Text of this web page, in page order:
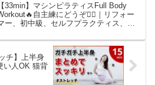
【33min】マシンピラティスFull Body
自主練にどうぞ💁‍♀️｜リフォー
ー、初中級、セルフプラクティス、体
チ】上半身